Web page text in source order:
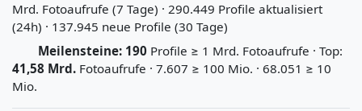
Mrd. Fotoaufrufe (7 Tage) · 290.449 Profile aktualisiert
(24h) · 137.945 neue Profile (30 Tage)
Meilensteine: 190 Profile ≥ 1 Mrd. Fotoaufrufe · Top:
41,58 Mrd. Fotoaufrufe · 7.607 ≥ 100 Mio. · 68.051 ≥ 10
Mio.